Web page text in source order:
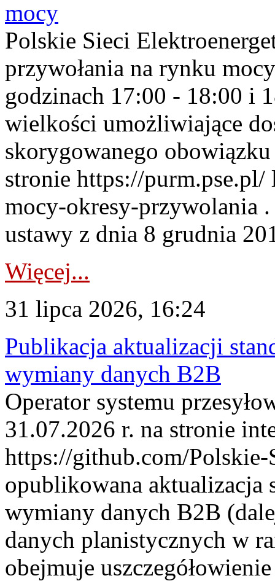
mocy
Polskie Sieci
przywołania na rynku
godzinach 17:00 - 18:00 i
wielkości umożliwiające
skorygowanego
stronie https://
mocy-okresy-przywolania
ustawy z dnia 8 grudnia
Więcej...
31 lipca 2026, 16:24
Publikacja aktualizacji
wymiany danych B2B
Operator systemu
31.07.2026 r. na stronie
https://github.com/Polskie-
opublikowana aktualizacja
wymiany danych B2B
danych planistycznych w
obejmuje